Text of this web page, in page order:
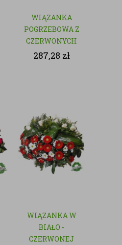
WIĄZANKA
POGRZEBOWA Z
CZERWONYCH
KWIATÓW
287,28 zł
WIĄZANKA W
BIAŁO -
CZERWONEJ